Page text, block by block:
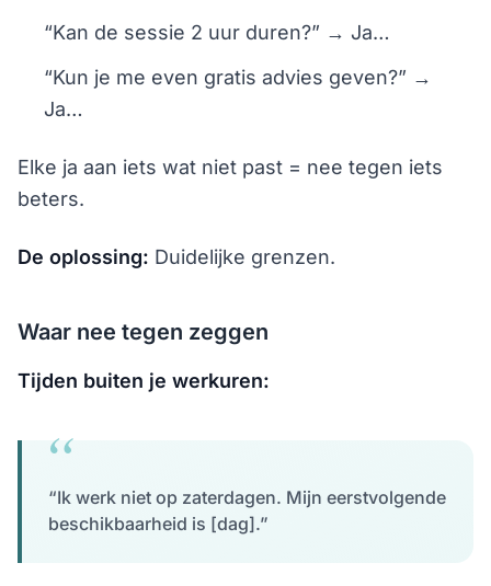
“Kan de sessie 2 uur duren?” → Ja…
“Kun je me even gratis advies geven?” →
Ja…
Elke ja aan iets wat niet past = nee tegen iets
beters.
De oplossing: Duidelijke grenzen.
Waar nee tegen zeggen
Tijden buiten je werkuren:
“Ik werk niet op zaterdagen. Mijn eerstvolgende
beschikbaarheid is [dag].”